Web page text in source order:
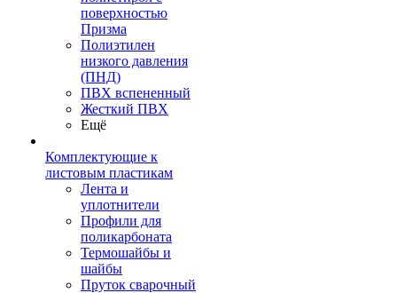
поверхностью
Призма
Полиэтилен
низкого давления
(ПНД)
ПВХ вспененный
Жесткий ПВХ
Ещё
Комплектующие к
листовым пластикам
Лента и
уплотнители
Профили для
поликарбоната
Термошайбы и
шайбы
Пруток сварочный